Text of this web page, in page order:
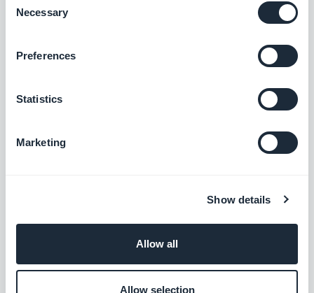
Selection
Necessary
Preferences
Statistics
Marketing
Show details
Allow all
Allow selection
Aggiungete la sezione "Create with AI" dal
Per vedere esempi concreti di ciò che l'agente
può produrre, consultate il nostro articoloAI
Extension Builder: creare sezioni con l'AI senza
Estensioni associate